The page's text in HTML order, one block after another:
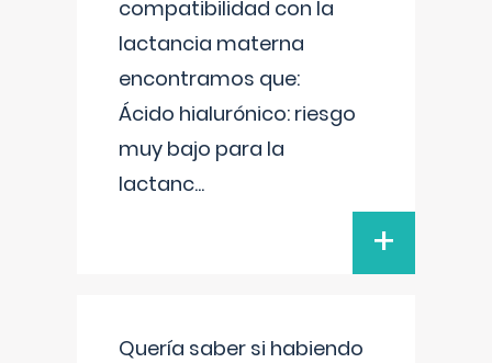
compatibilidad con la
lactancia materna
encontramos que:
Ácido hialurónico: riesgo
muy bajo para la
lactanc...
+
Quería saber si habiendo